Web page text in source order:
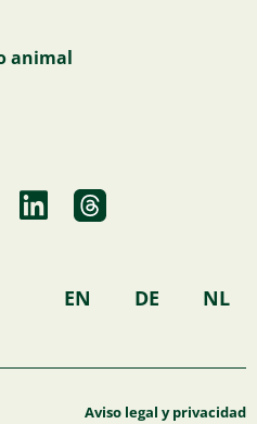
animal
L
i
d
EN DE NL
Aviso legal y privacidad